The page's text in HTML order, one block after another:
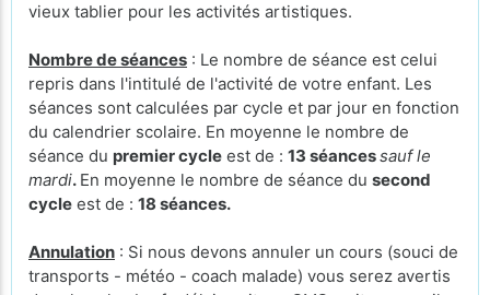
vieux tablier pour les activités artistiques.
Nombre de séances : Le nombre de séance est celui
repris dans l'intitulé de l'activité de votre enfant. Les
séances sont calculées par cycle et par jour en fonction
du calendrier scolaire. En moyenne le nombre de
séance du premier cycle est de : 13 séancessauf le
mardi. En moyenne le nombre de séance du second
cycle est de : 18 séances.
Annulation : Si nous devons annuler un cours (souci de
transports - météo - coach malade) vous serez avertis